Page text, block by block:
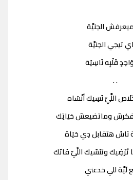
الحِنيَّة
تيجي الحِنيَّة
قَلْبِه نَاسِيَة
. .
اللَّيّ نَسِيك أنْسَاه
وماتضيعش حَيَاتِك
نَاسٌ هتقابل دِي حَيَاة
تُرْضِيك وتنَسّيك اللَّيّ فَاتَك
لَيَّة للي خدعني